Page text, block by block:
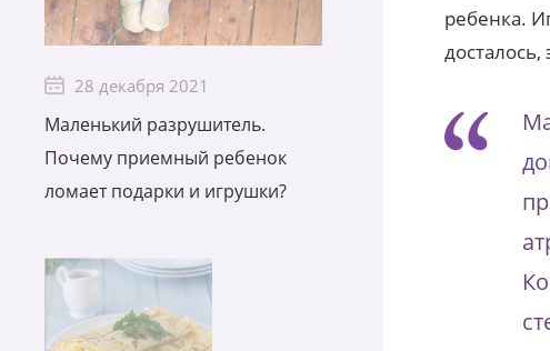
28 декабря 2021
Маленький разрушитель.
Почему приемный ребенок
ломает подарки и игрушки?
ребенка.